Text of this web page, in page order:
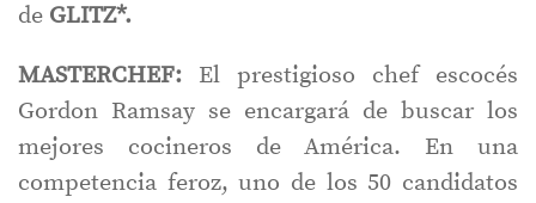
de GLITZ*.
MASTERCHEF: El prestigioso chef escocés
Gordon Ramsay se encargará de buscar los
mejores cocineros de América. En una
competencia feroz, uno de los 50 candidatos